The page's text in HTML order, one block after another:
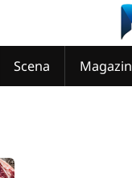
Scena Magazin